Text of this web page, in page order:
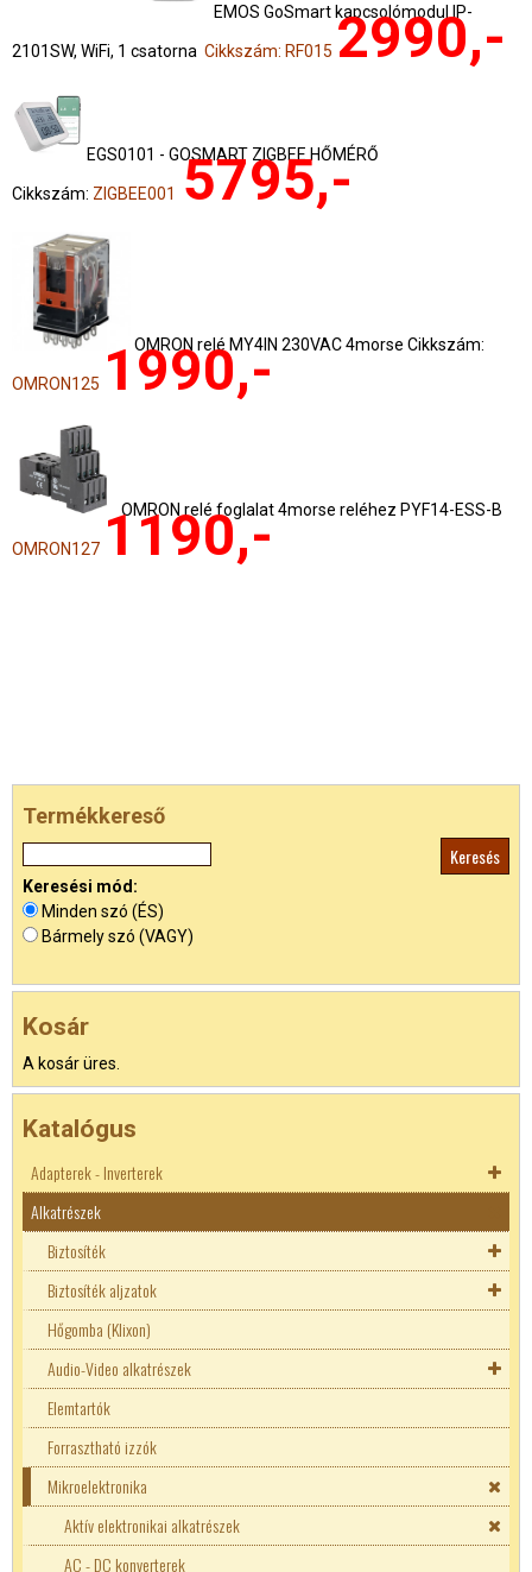
EMOS GoSmart kapcsolómodul IP-
2101SW, WiFi, 1 csatorna Cikkszám: RF015 2990,-
EGS0101 - GOSMART ZIGBEE HŐMÉRŐ
Cikkszám: ZIGBEE001 5795,-
OMRON relé MY4IN 230VAC 4morse Cikkszám:
OMRON125 1990,-
OMRON relé foglalat 4morse reléhez PYF14-ESS-B
OMRON127 1190,-
Termékkereső
Keresési mód:
Minden szó (ÉS)
Bármely szó (VAGY)
Kosár
A kosár üres.
Katalógus
Adapterek - Inverterek
Akkutöltők
Adapterek
Autó DC adapterek
Laptop adapterek
LED tápegységek
Áramgenerátoros LED tápok
Fix teljesítményű LED táp
USB - Telefon töltők
Inverterek
Alkatrészek
Biztosíték
Biztosíték aljzatok
5x20mm biztosíték
6x30mm biztosíték
Axiális kivezetéssel
Erősáramú biztosíték
Hőbiztosíték
Hőgomba (Klixon)
Túláram védő kapcsoló
Késes biztosíték
SMD biztosíték
Biztosíték aljzatok
Autós biztosíték tartó
Erősáramú biztosíték aljzat
Normál biztosíték aljzat
Hőgomba (Klixon)
Audio-Video alkatrészek
Ékszíjak
Elemtartók
Forrasztható izzók
Mikroelektronika
Aktív elektronikai alkatrészek
AC - DC konverterek